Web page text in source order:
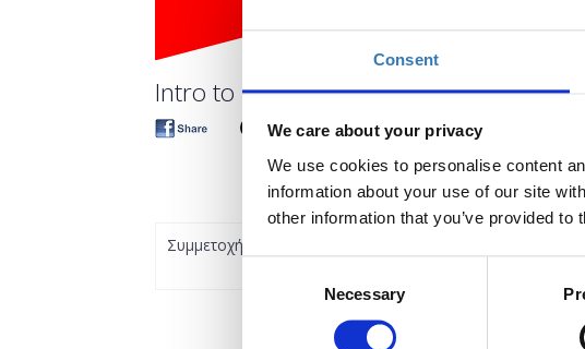
Consent
We care about your privacy
We use cookies to personalise content
information about your use of our site
other information that you’ve provided
Necessary
Intro to LinkedIn as a tool to find the
Συμμετοχή